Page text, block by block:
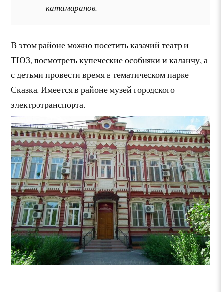
катамаранов.
В этом районе можно посетить казачий театр и
ТЮЗ, посмотреть купеческие особняки и каланчу, а
с детьми провести время в тематическом парке
Сказка. Имеется в районе музей городского
электротранспорта.